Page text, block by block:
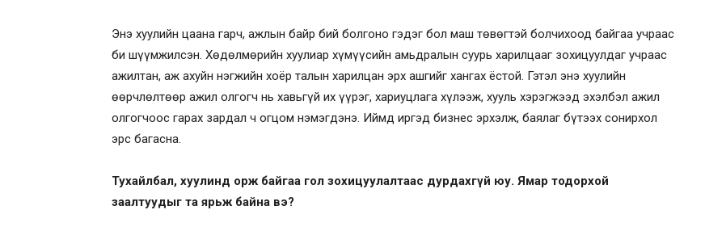
Энэ хуулийн цаана гарч, ажлын байр бий болгоно гэдэг бол маш төвөгтэй болчихоод байгаа учраас
би шүүмжилсэн. Хөдөлмөрийн хуулиар хүмүүсийн амьдралын суурь харилцааг зохицуулдаг учраас
ажилтан, аж ахуйн нэгжийн хоёр талын харилцан эрх ашгийг хангах ёстой. Гэтэл энэ хуулийн
өөрчлөлтөөр ажил олгогч нь хавьгүй их үүрэг, хариуцлага хүлээж, хууль хэрэгжээд эхэлбэл ажил
олгогчоос гарах зардал ч огцом нэмэгдэнэ. Иймд иргэд бизнес эрхэлж, баялаг бүтээх сонирхол
эрс багасна.
Тухайлбал, хуулинд орж байгаа гол зохицуулалтаас дурдахгүй юу. Ямар тодорхой
заалтуудыг та ярьж байна вэ?